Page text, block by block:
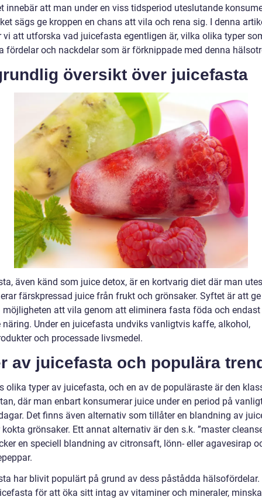
innebär att man under en viss tidsperiod uteslutande
sägs ge kroppen en chans att vila och rena sig. I denna
vi att utforska vad juicefasta egentligen är, vilka olika typer
fördelar och nackdelar som är förknippade med denna
översikt över juicefasta
även känd som juice detox, är en kortvarig diet där man
färskpressad juice från frukt och grönsaker. Syftet är att ge
möjligheten att vila genom att eliminera fasta föda och
näring. Under en juicefasta undviks vanligtvis kaffe, alkohol,
och processade livsmedel.
av juicefasta och populära
olika typer av juicefasta, och en av de populäraste är den
där man enbart konsumerar juice under en period på
Det finns även alternativ som tillåter en blandning av
kokta grönsaker. Ett annat alternativ är den s.k. ”master
en speciell blandning av citronsaft, lönn- eller agavesirap
har blivit populärt på grund av dess påstådda
för att öka sitt intag av vitaminer och mineraler, minska